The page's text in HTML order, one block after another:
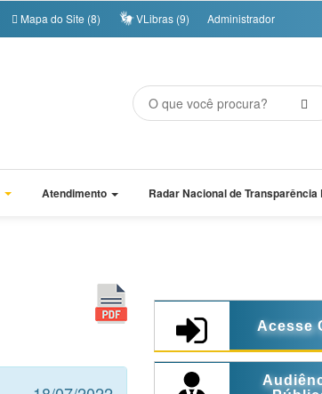
Mapa do Site (8) VLibras (9) Administrador
Atendimento Radar Nacional de Transparência
Acesse